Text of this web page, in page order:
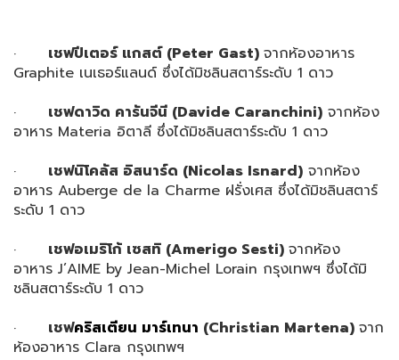
· เชฟปีเตอร์ แกสต์ (Peter Gast) จากห้องอาหาร
Graphite เนเธอร์แลนด์ ซึ่งได้มิชลินสตาร์ระดับ 1 ดาว
· เชฟดาวิด คารันจีนี (Davide Caranchini) จากห้อง
อาหาร Materia อิตาลี ซึ่งได้มิชลินสตาร์ระดับ 1 ดาว
· เชฟนิโคลัส อิสนาร์ด (Nicolas Isnard) จากห้อง
อาหาร Auberge de la Charme ฝรั่งเศส ซึ่งได้มิชลินสตาร์
ระดับ 1 ดาว
· เชฟอเมริโก้ เซสทิ (Amerigo Sesti) จากห้อง
อาหาร J’AIME by Jean-Michel Lorain กรุงเทพฯ ซึ่งได้มิ
ชลินสตาร์ระดับ 1 ดาว
· เชฟคริสเตียน มาร์เทนา (Christian Martena) จาก
ห้องอาหาร Clara กรุงเทพฯ